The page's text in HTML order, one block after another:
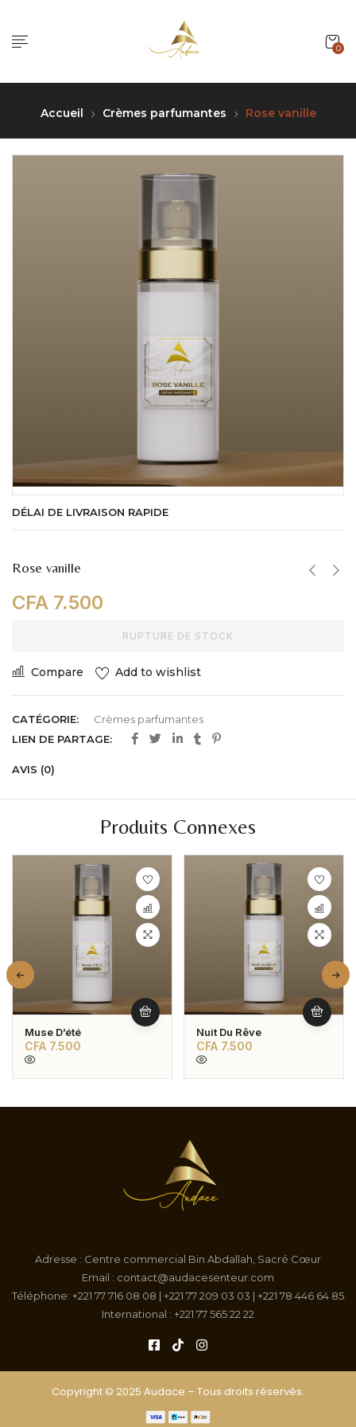
0
Accueil Crèmes parfumantes Rose vanille
DÉLAI DE LIVRAISON RAPIDE
Rose vanille
CFA 7.500
RUPTURE DE STOCK
Compare Add to wishlist
CATÉGORIE:
Crèmes parfumantes
LIEN DE PARTAGE:
AVIS (0)
Produits Connexes
Muse D’été
CFA 7.500
Nuit Du Rêve
CFA 7.500
Adresse : Centre commercial Bin Abdallah, Sacré Cœur
Email : contact@audacesenteur.com
Téléphone: +221 77 716 08 08 | +221 77 209 03 03 | +221 78 446 64 85
International : +221 77 565 22 22
Copyright © 2025 Audace – Tous droits réservés.